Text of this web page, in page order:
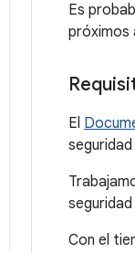
Es
próximos
El
Con el